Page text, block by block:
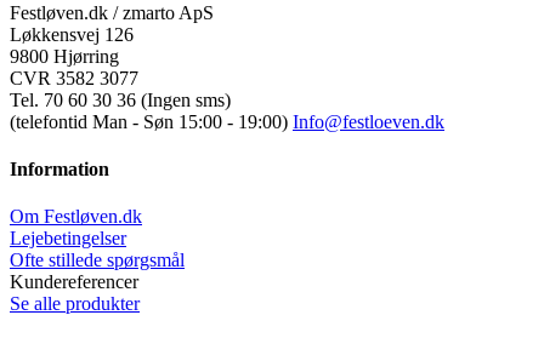
Festløven.dk / zmarto ApS
Løkkensvej 126
9800 Hjørring
CVR 3582 3077
Tel. 70 60 30 36 (Ingen sms)
(telefontid Man - Søn 15:00 - 19:00) Info@festloeven.dk
Information
Om Festløven.dk
Lejebetingelser
Ofte stillede spørgsmål
Kundereferencer
Se alle produkter